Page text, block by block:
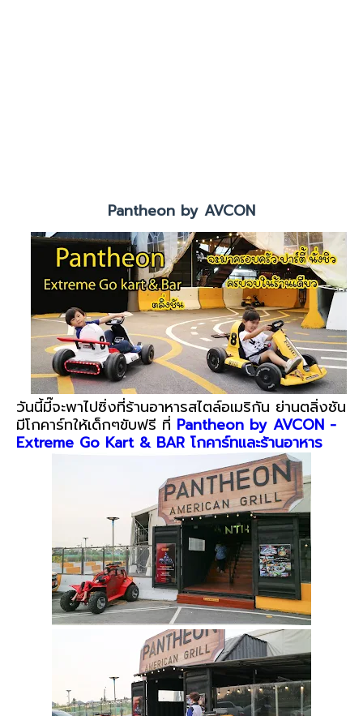
Pantheon by AVCON
วันนี้มี๊จะพาไปซิ่งที่ร้านอาหารสไตล์อเมริกัน ย่านตลิ่งชัน
มีโกคาร์ทให้เด็กๆขับฟรี ที่ Pantheon by AVCON -
Extreme Go Kart & BAR โกคาร์ทและร้านอาหาร